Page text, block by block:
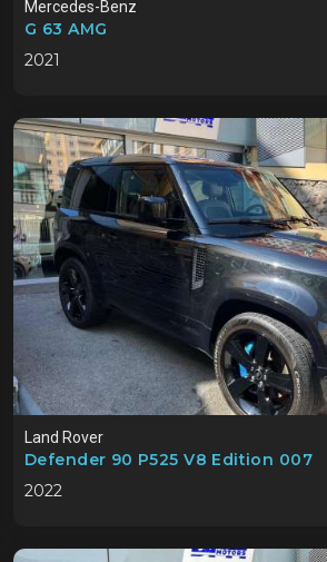
Mercedes-Benz
G 63 AMG
2021
Land Rover
Defender 90 P525 V8 Edition 007
2022